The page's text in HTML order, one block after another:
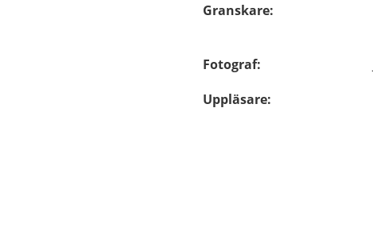
Granskare:
Fotograf:
Uppläsare: